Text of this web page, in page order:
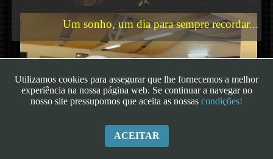
Um sonho, um dia para sempre recordar...
FestEventos - Este é o Teu Momento
Utilizamos cookies para assegurar que lhe fornecemos a melhor
experiência na nossa página web. Se continuar a navegar no
nosso site pressupomos que aceita as nossas condições!
ACEITAR